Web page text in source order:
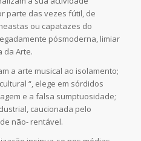
parte das vezes fútil, de
ou capatazes do
pósmoderna, limiar
da Arte.
a arte musical ao isolamento;
“, elege em sórdidos
e a falsa sumptuosidade;
caucionada pelo
não- rentável.